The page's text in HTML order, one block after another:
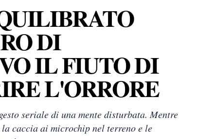
DI
IL FIUTO DI
L'ORRORE
seriale di una mente disturbata. Mentre
caccia ai microchip nel terreno e le